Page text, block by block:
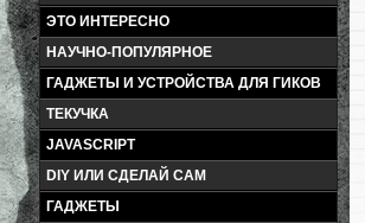
ЭТО ИНТЕРЕСНО
НАУЧНО-ПОПУЛЯРНОЕ
ГАДЖЕТЫ И УСТРОЙСТВА ДЛЯ ГИКОВ
ТЕКУЧКА
JAVASCRIPT
DIY ИЛИ СДЕЛАЙ САМ
ГАДЖЕТЫ